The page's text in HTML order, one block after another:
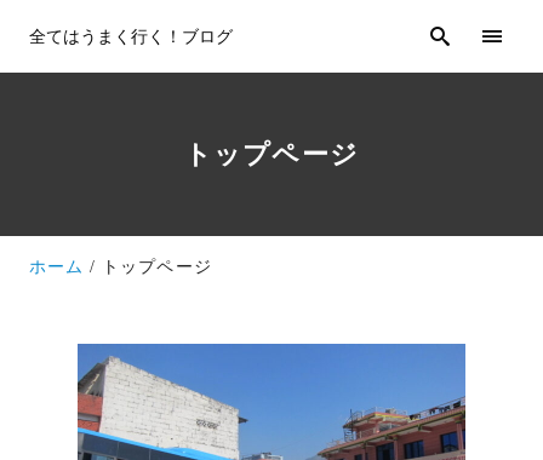
全てはうまく行く！ブログ
トップページ
ホーム トップページ